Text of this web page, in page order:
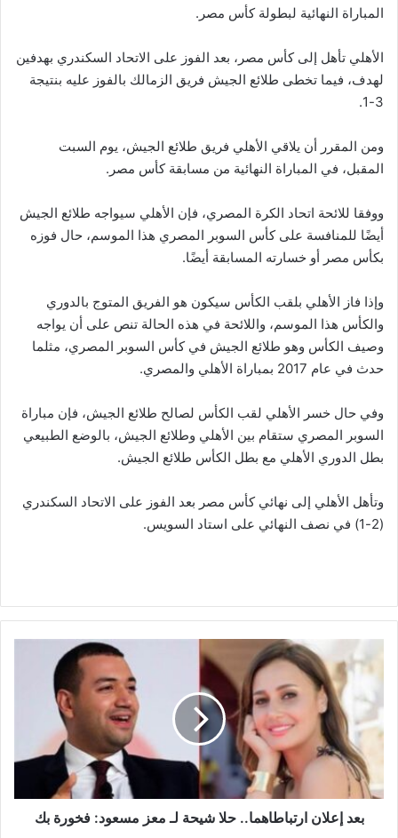
المباراة النهائية لبطولة كأس مصر.
الأهلي تأهل إلى كأس مصر، بعد الفوز على الاتحاد السكندري بهدفين
لهدف، فيما تخطى طلائع الجيش فريق الزمالك بالفوز عليه بنتيجة
3-1.
ومن المقرر أن يلاقي الأهلي فريق طلائع الجيش، يوم السبت
المقبل، في المباراة النهائية من مسابقة كأس مصر.
ووفقا للائحة اتحاد الكرة المصري، فإن الأهلي سيواجه طلائع الجيش
أيضًا للمنافسة على كأس السوبر المصري هذا الموسم، حال فوزه
بكأس مصر أو خسارته المسابقة أيضًا.
وإذا فاز الأهلي بلقب الكأس سيكون هو الفريق المتوج بالدوري
والكأس هذا الموسم، واللائحة في هذه الحالة تنص على أن يواجه
وصيف الكأس وهو طلائع الجيش في كأس السوبر المصري، مثلما
حدث في عام 2017 بمباراة الأهلي والمصري.
وفي حال خسر الأهلي لقب الكأس لصالح طلائع الجيش، فإن مباراة
السوبر المصري ستقام بين الأهلي وطلائع الجيش، بالوضع الطبيعي
بطل الدوري الأهلي مع بطل الكأس طلائع الجيش.
وتأهل الأهلي إلى نهائي كأس مصر بعد الفوز على الاتحاد السكندري
(2-1) في نصف النهائي على استاد السويس.
إعلان
ارتباطاهما..
حلا
شيحة
لـ
مسعود:
فخورة
بعد إعلان ارتباطاهما.. حلا شيحة لـ معز مسعود: فخورة بك